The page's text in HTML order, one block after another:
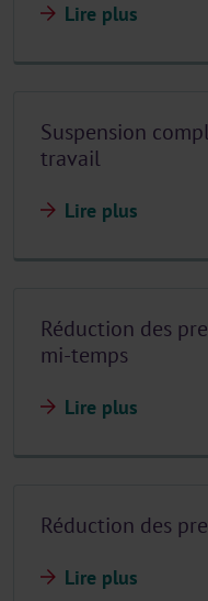
Lire plus
Suspension
travail
Lire plus
Réduction des
mi-temps
Lire plus
Réduction des
Lire plus